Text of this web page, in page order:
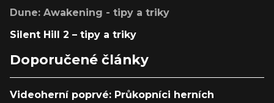
Dune: Awakening - tipy a triky
Silent Hill 2 – tipy a triky
Doporučené články
Videoherní poprvé: Průkopníci herních